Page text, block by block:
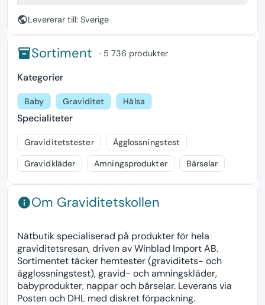
publicLevererar till: Sverige
inventorySortiment · 5 736 produkter
Kategorier
Baby Graviditet Hälsa
Specialiteter
Graviditetstester
Ägglossningstest
Gravidkläder
Amningsprodukter Bärselar
infoOm Graviditetskollen
Nätbutik specialiserad på produkter för hela
graviditetsresan, driven av Winblad Import AB.
Sortimentet täcker hemtester (graviditets- och
ägglossningstest), gravid- och amningskläder,
babyprodukter, nappar och bärselar. Leverans via
Posten och DHL med diskret förpackning.